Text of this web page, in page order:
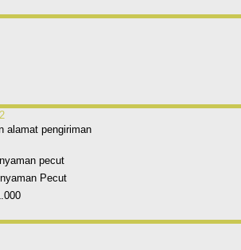
alamat pengiriman
pecut
Pecut